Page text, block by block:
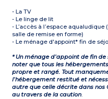
- La TV
- Le linge de lit
- L’accès à l’espace
salle de remise en forme)
- Le ménage d'appoint* fin de
* Un ménage d’appoint de fin
noter que tous les
propre et rangé. Tout
l’hébergement restitué et
autre que celle décrite dans nos
au travers de la caution.